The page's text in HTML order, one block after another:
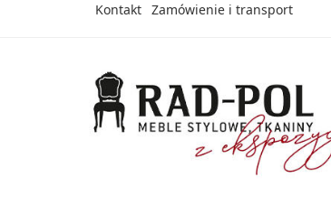
Kontakt Zamówienie i transport